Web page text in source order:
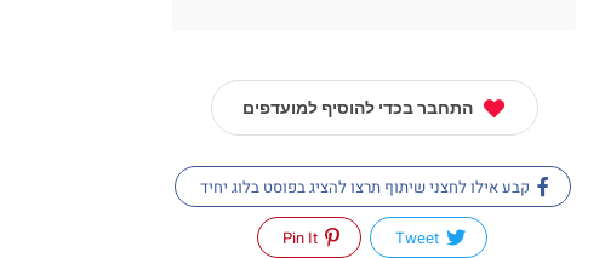
התחבר בכדי להוסיף למועדפים
קבע אילו לחצני שיתוף תרצו להציג בפוסט בלוג יחיד